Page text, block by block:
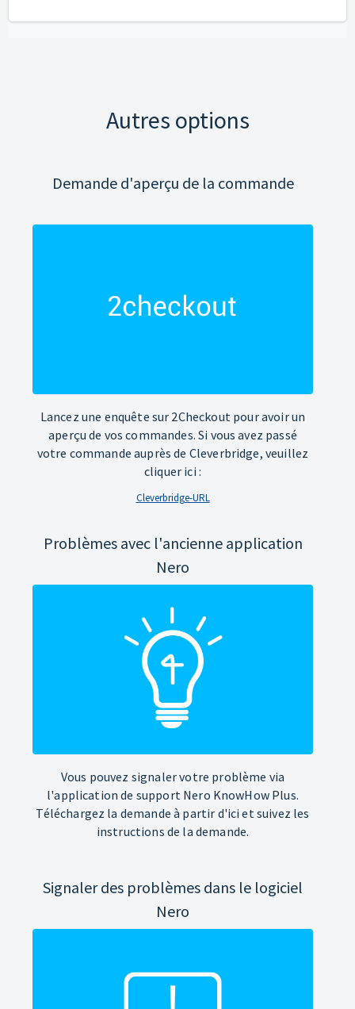
Autres options
Demande d'aperçu de la commande
Lancez une enquête sur 2Checkout pour avoir un
aperçu de vos commandes. Si vous avez passé
votre commande auprès de Cleverbridge, veuillez
cliquer ici :
Cleverbridge-URL
Problèmes avec l'ancienne application
Nero
Vous pouvez signaler votre problème via
l'application de support Nero KnowHow Plus.
Téléchargez la demande à partir d'ici et suivez les
instructions de la demande.
Signaler des problèmes dans le logiciel
Nero